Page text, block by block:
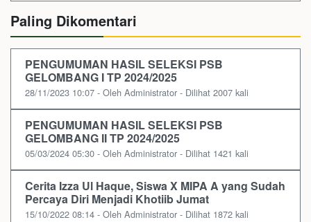
Paling Dikomentari
PENGUMUMAN HASIL SELEKSI PSB
GELOMBANG I TP 2024/2025
28/11/2023 10:07 - Oleh Administrator - Dilihat 2007 kali
PENGUMUMAN HASIL SELEKSI PSB
GELOMBANG II TP 2024/2025
05/03/2024 05:30 - Oleh Administrator - Dilihat 1421 kali
Cerita Izza Ul Haque, Siswa X MIPA A yang Sudah
Percaya Diri Menjadi Khotiib Jumat
15/10/2022 08:14 - Oleh Administrator - Dilihat 1872 kali